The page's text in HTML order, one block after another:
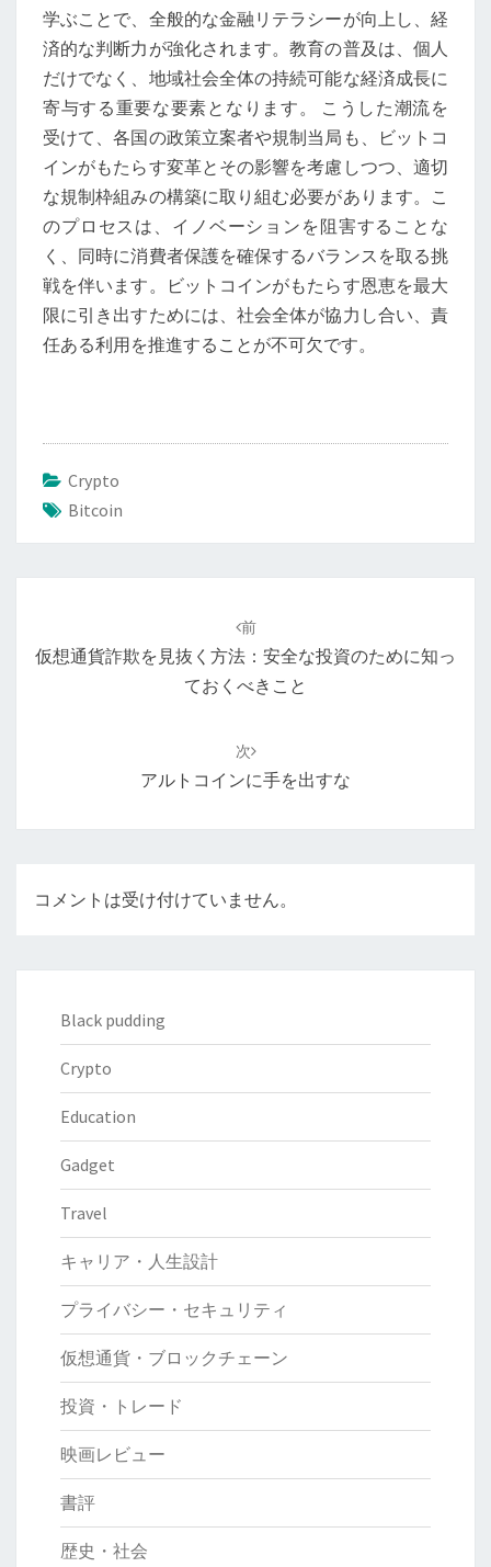
学ぶことで、全般的な金融リテラシーが向上し、経
済的な判断力が強化されます。教育の普及は、個人
だけでなく、地域社会全体の持続可能な経済成長に
寄与する重要な要素となります。 こうした潮流を
受けて、各国の政策立案者や規制当局も、ビットコ
インがもたらす変革とその影響を考慮しつつ、適切
な規制枠組みの構築に取り組む必要があります。こ
のプロセスは、イノベーションを阻害することな
く、同時に消費者保護を確保するバランスを取る挑
戦を伴います。ビットコインがもたらす恩恵を最大
限に引き出すためには、社会全体が協力し合い、責
任ある利用を推進することが不可欠です。
Crypto
Bitcoin
ナ
前
仮想通貨詐欺を見抜く方法：安全な投資のために知っ
ておくべきこと
次
アルトコインに手を出すな
コメントは受け付けていません。
Black pudding
Crypto
Education
Gadget
Travel
キャリア・人生設計
プライバシー・セキュリティ
仮想通貨・ブロックチェーン
投資・トレード
映画レビュー
書評
歴史・社会